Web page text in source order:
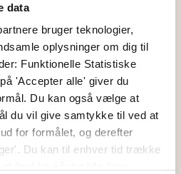
data
bruger teknologier,
oplysninger om dig til
Funktionelle Statistiske
'Accepter alle' giver du
Du kan også vælge at
du vil give samtykke til ved at
for formålet, og derefter
Du kan til enhver tid trække
var så pænt, dels
i butikken."
tre tips til dig, der
en udestue:
aldrig til at fortryde, at